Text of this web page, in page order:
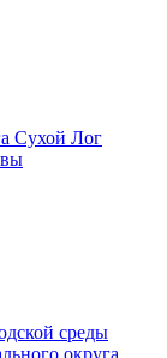
Сухой Лог
среды
округа